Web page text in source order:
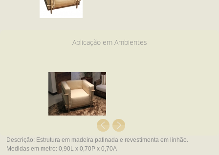
Aplicação em Ambientes
Descrição: Estrutura em madeira patinada e revestimenta em linhão.
Medidas em metro: 0,90L x 0,70P x 0,70A